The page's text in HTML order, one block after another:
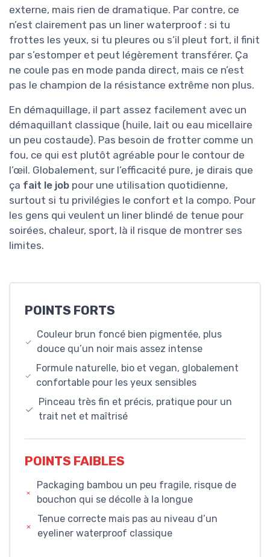
externe, mais rien de dramatique. Par contre, ce
n’est clairement pas un liner waterproof : si tu
frottes les yeux, si tu pleures ou s’il pleut fort, il finit
par s’estomper et peut légèrement transférer. Ça
ne coule pas en mode panda direct, mais ce n’est
pas le champion de la résistance extrême non plus.
En démaquillage, il part assez facilement avec un
démaquillant classique (huile, lait ou eau micellaire
un peu costaude). Pas besoin de frotter comme un
fou, ce qui est plutôt agréable pour le contour de
l’œil. Globalement, sur l’efficacité pure, je dirais que
ça fait le job pour une utilisation quotidienne,
surtout si tu privilégies le confort et la compo. Pour
les gens qui veulent un liner blindé de tenue pour
soirées, chaleur, sport, là il risque de montrer ses
limites.
POINTS FORTS
Couleur brun foncé bien pigmentée, plus
douce qu’un noir mais assez intense
Formule naturelle, bio et vegan, globalement
confortable pour les yeux sensibles
Pinceau très fin et précis, pratique pour un
trait net et maîtrisé
POINTS FAIBLES
Packaging bambou un peu fragile, risque de
bouchon qui se décolle à la longue
Tenue correcte mais pas au niveau d’un
eyeliner waterproof classique